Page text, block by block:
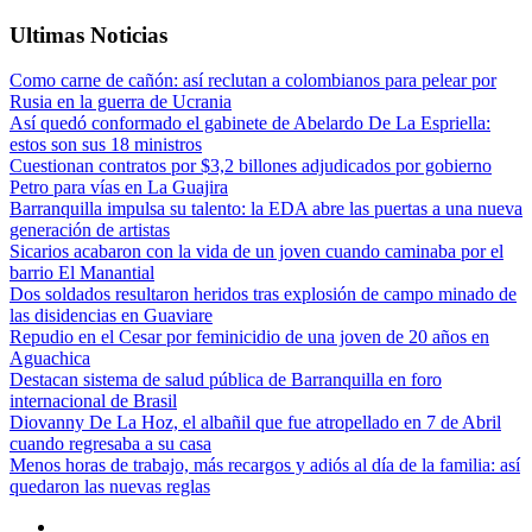
Ultimas Noticias
Como carne de cañón: así reclutan a colombianos para pelear por
Rusia en la guerra de Ucrania
Así quedó conformado el gabinete de Abelardo De La Espriella:
estos son sus 18 ministros
Cuestionan contratos por $3,2 billones adjudicados por gobierno
Petro para vías en La Guajira
Barranquilla impulsa su talento: la EDA abre las puertas a una nueva
generación de artistas
Sicarios acabaron con la vida de un joven cuando caminaba por el
barrio El Manantial
Dos soldados resultaron heridos tras explosión de campo minado de
las disidencias en Guaviare
Repudio en el Cesar por feminicidio de una joven de 20 años en
Aguachica
Destacan sistema de salud pública de Barranquilla en foro
internacional de Brasil
Diovanny De La Hoz, el albañil que fue atropellado en 7 de Abril
cuando regresaba a su casa
Menos horas de trabajo, más recargos y adiós al día de la familia: así
quedaron las nuevas reglas